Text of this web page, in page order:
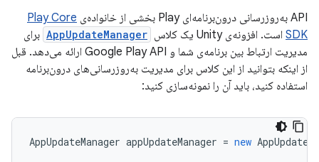
API به‌روزرسانی درون‌برنامه‌ای Play بخشی از خانواده‌ی
Play Core
SDK است. افزونه‌ی Unity یک کلاس AppUpdateManager برای
مدیریت ارتباط بین برنامه‌ی شما و Google Play API ارائه می‌دهد. قبل
از اینکه بتوانید از این کلاس برای مدیریت به‌روزرسانی‌های درون‌برنامه
استفاده کنید، باید آن را نمونه‌سازی کنید:
AppUpdateManager appUpdateManager = new